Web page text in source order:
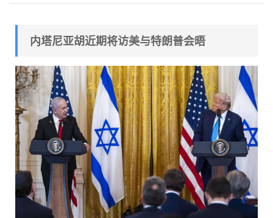
内塔尼亚胡近期将访美与特朗普会晤